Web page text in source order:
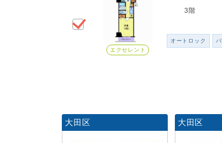
エクセレント
3階
オートロック
大田区 大田区